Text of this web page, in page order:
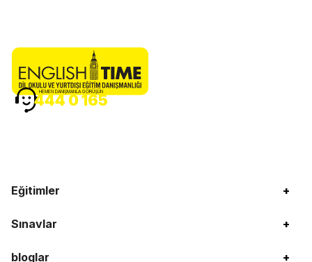
Eğitimler +
Sınavlar +
bloglar +
HEMEN DANIŞMANLA GÖRÜŞÜN
444 0 165